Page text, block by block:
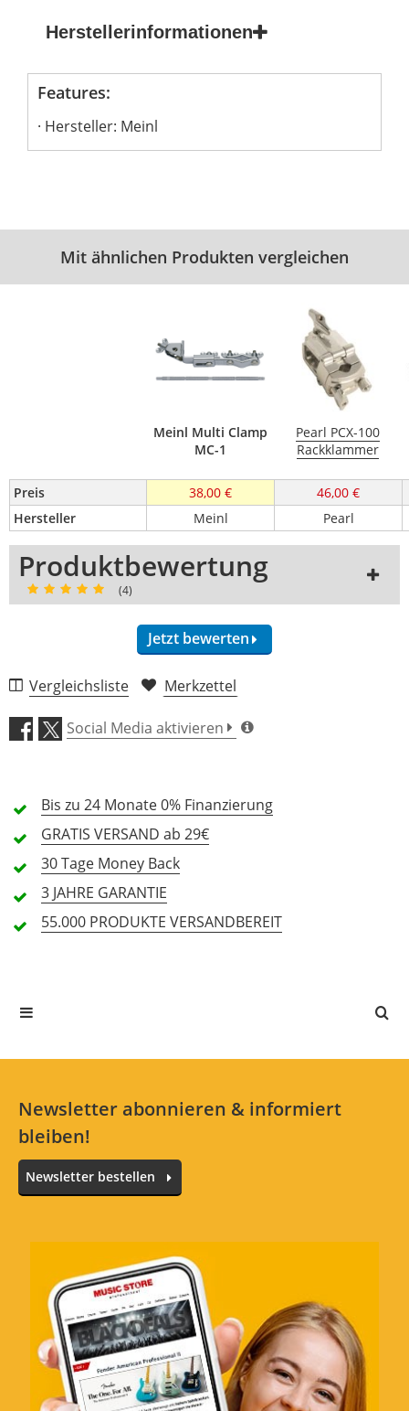
Herstellerinformationen
Features:
Hersteller: Meinl
Mit ähnlichen Produkten vergleichen
Meinl Multi Clamp
MC-1
Pearl PCX-100
Rackklammer
Preis 38,00 €
46,00 €
Hersteller
Meinl Pearl
Produktbewertung
(4)
Jetzt bewerten
Funktionalität (5,0)
Preis/Leistung (3,8)
Features (4,3)
1 Sterne
0 Kunden
Alle Sprachen
Prima Clamp
Bewertung von: Oliver Lamm
Funktionale Clamp. Einwandfrei.
Funktionalität
Vergleichsliste Merkzettel
Social Media aktivieren
Bis zu 24 Monate0% Finanzierung
GRATIS VERSAND ab 29€
30 Tage Money Back
3 JAHRE GARANTIE
55.000 PRODUKTE VERSANDBEREIT
Newsletter abonnieren & informiert
bleiben!
Newsletter bestellen